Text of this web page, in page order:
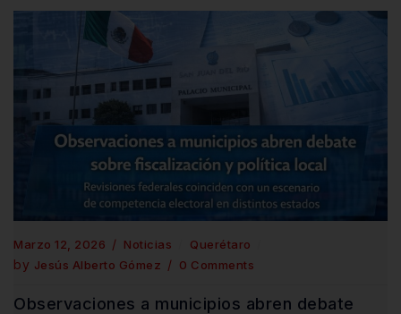
Marzo 12, 2026 Noticias Querétaro
by Jesús Alberto Gómez 0 Comments
Observaciones a municipios abren debate